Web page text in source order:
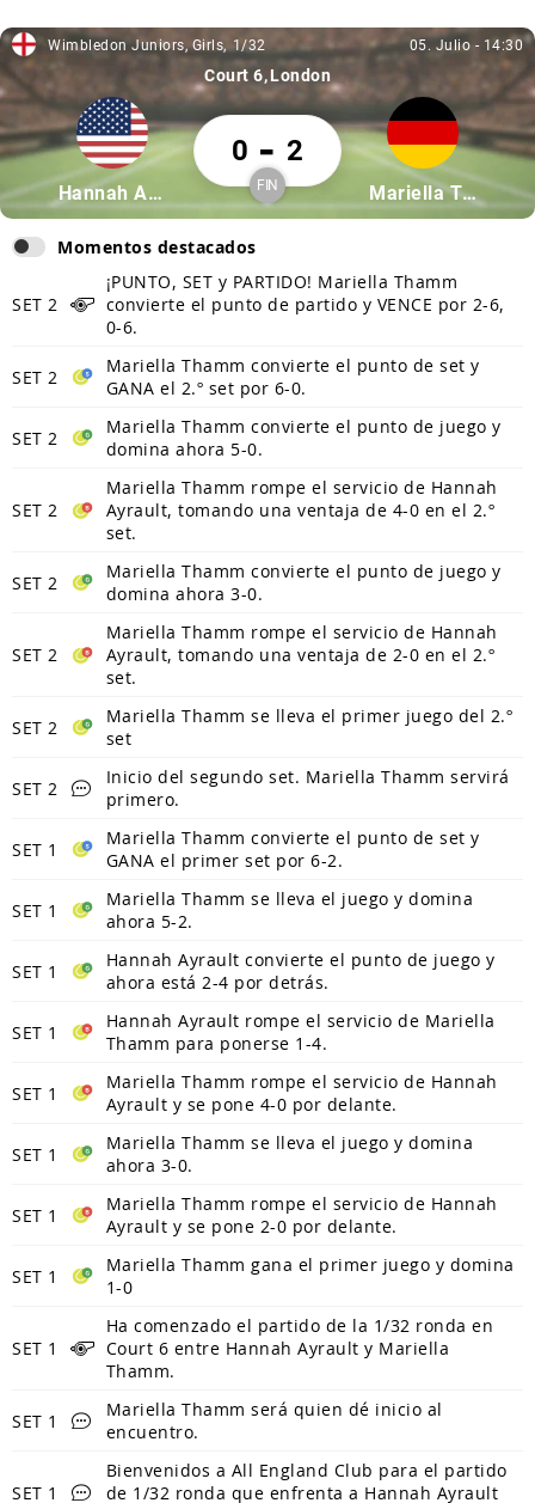
Wimbledon Juniors, Girls, 1/32
Wimbledon Juniors, Girls 1/32 05. Julio, 14:30
05. Julio - 14:30
Court 6 London
Partícipe: Hannah Ayrault
Hannah Ayrault
Hannah Ayrault 0 Mariella Thamm 2
0 - 2
Finalizado
FIN Partícipe:
Mariella Thamm
Momentos destacados
SET 2
¡PUNTO, SET y PARTIDO! Mariella Thamm
convierte el punto de partido y VENCE por 2-6,
0-6.
SET 2
Mariella Thamm convierte el punto de set y
GANA el 2.º set por 6-0.
SET 2
Mariella Thamm convierte el punto de juego y
domina ahora 5-0.
SET 2
Mariella Thamm rompe el servicio de Hannah
Ayrault, tomando una ventaja de 4-0 en el 2.º
set.
SET 2
Mariella Thamm convierte el punto de juego y
domina ahora 3-0.
SET 2
Mariella Thamm rompe el servicio de Hannah
Ayrault, tomando una ventaja de 2-0 en el 2.º
set.
SET 2
Mariella Thamm se lleva el primer juego del 2.º
set
SET 2
Inicio del segundo set. Mariella Thamm servirá
primero.
SET 1
Mariella Thamm convierte el punto de set y
GANA el primer set por 6-2.
SET 1
Mariella Thamm se lleva el juego y domina
ahora 5-2.
SET 1
Hannah Ayrault convierte el punto de juego y
ahora está 2-4 por detrás.
SET 1
Hannah Ayrault rompe el servicio de Mariella
Thamm para ponerse 1-4.
SET 1
Mariella Thamm rompe el servicio de Hannah
Ayrault y se pone 4-0 por delante.
SET 1
Mariella Thamm se lleva el juego y domina
ahora 3-0.
SET 1
Mariella Thamm rompe el servicio de Hannah
Ayrault y se pone 2-0 por delante.
SET 1
Mariella Thamm gana el primer juego y domina
1-0
SET 1
Ha comenzado el partido de la 1/32 ronda en
Court 6 entre Hannah Ayrault y Mariella
Thamm.
SET 1
Mariella Thamm será quien dé inicio al
encuentro.
SET 1
Bienvenidos a All England Club para el partido
de 1/32 ronda que enfrenta a Hannah Ayrault